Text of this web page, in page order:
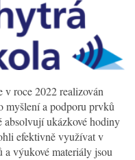
roce 2022 realizován
myšlení a podporu prvků
absolvují ukázkové hodiny
efektivně využívat v
a výukové materiály jsou